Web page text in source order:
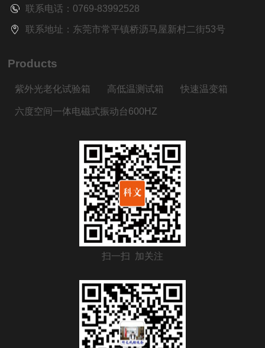
联系电话：0769-83992528
联系地址：东莞市常平镇桥沥马屋新村二街53号
Products
紫外光老化试验箱 高低温测试箱 快速温变箱
六度空间一体电磁式振动台600HZ
扫一扫 加关注